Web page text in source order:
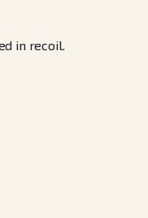
in recoil.